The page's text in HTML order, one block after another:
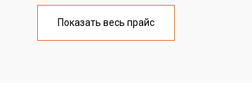
от 30 мин
Показать весь прайс